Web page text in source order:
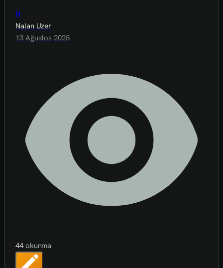
N
Nalan Uzer
13 Ağustos 2025
44okunma